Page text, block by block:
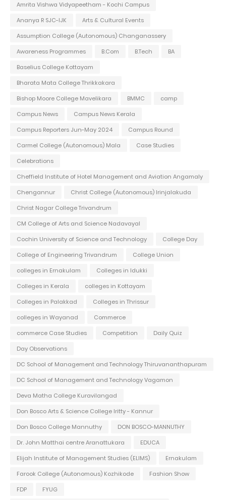
Amrita Vishwa Vidyapeetham - Kochi Campus
Ananya R SJC-IJK
Arts & Cultural Events
Assumption College (Autonomous) Changanassery
Awareness Programmes
B.Com B.Tech
BA
Baselius College Kottayam
Bharata Mata College Thrikkakara
Bishop Moore College Mavelikara
BMMC
camp
Campus News
Campus News Kerala
Campus Reporters Jun-May 2024
Campus Round
Carmel College (Autonomous) Mala
Case Studies
Celebrations
Cheffield Institute of Hotel Management and Aviation Angamaly
Chengannur
Christ College (Autonomous) Irinjalakuda
Christ Nagar College Trivandrum
CM College of Arts and Science Nadavayal
Cochin University of Science and Technology
College Day
College of Engineering Trivandrum
College Union
colleges in Ernakulam
Colleges in Idukki
Colleges in Kerala
colleges in Kottayam
Colleges in Palakkad
Colleges in Thrissur
colleges in Wayanad
Commerce
commerce Case Studies
Competition
Daily Quiz
Day Observations
DC School of Management and Technology Thiruvananthapuram
DC School of Management and Technology Vagamon
Deva Matha College Kuravilangad
Don Bosco Arts & Science College Iritty - Kannur
Don Bosco College Mannuthy
DON BOSCO-MANNUTHY
Dr. John Matthai centre Aranattukara
EDUCA
Elijah Institute of Management Studies (ELIMS)
Ernakulam
Farook College (Autonomous) Kozhikode
Fashion Show
FDP
FYUG